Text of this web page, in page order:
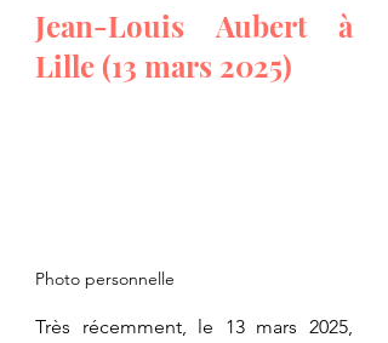
Jean-Louis Aubert à
Lille (13 mars 2025)
Photo personnelle
Très récemment, le 13 mars 2025,